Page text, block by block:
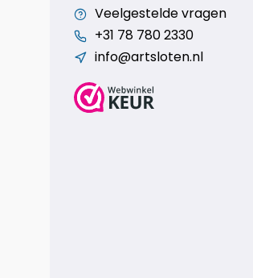
Veelgestelde vragen
+31 78 780 2330
info@artsloten.nl